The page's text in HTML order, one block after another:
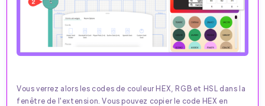
Vous verrez alors les codes de couleur HEX, RGB et HSL dans la
fenêtre de l'extension. Vous pouvez copier le code HEX en